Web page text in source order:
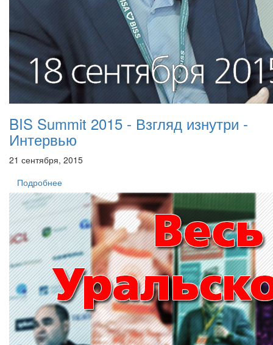
BIS Summit 2015 - Взгляд изнутри -
Интервью
21 сентября, 2015
Подробнее